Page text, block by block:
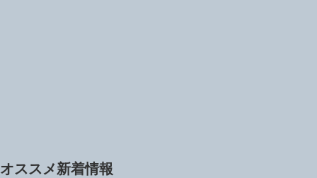
オススメ新着情報